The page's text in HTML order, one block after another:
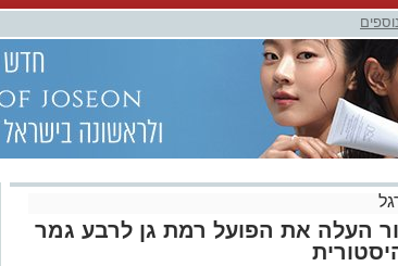
דרור העלה את הפועל רמת גן לרבע גמר